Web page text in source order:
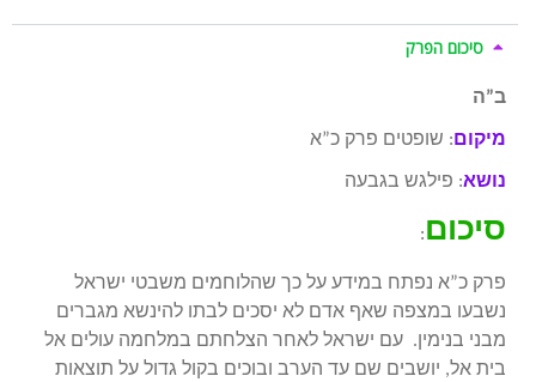
סיכום הפרק
ב”ה
מיקום : שופטים פרק כ”א
נושא: פילגש בגבעה
סיכום:
פרק כ”א נפתח במידע על כך שהלוחמים משבטי ישראל
נשבעו במצפה שאף אדם לא יסכים לבתו להינשא מגברים
מבני בנימין. עם ישראל לאחר הצלחתם במלחמה עולים אל
בית אל, יושבים שם עד הערב ובוכים בקול גדול על תוצאות